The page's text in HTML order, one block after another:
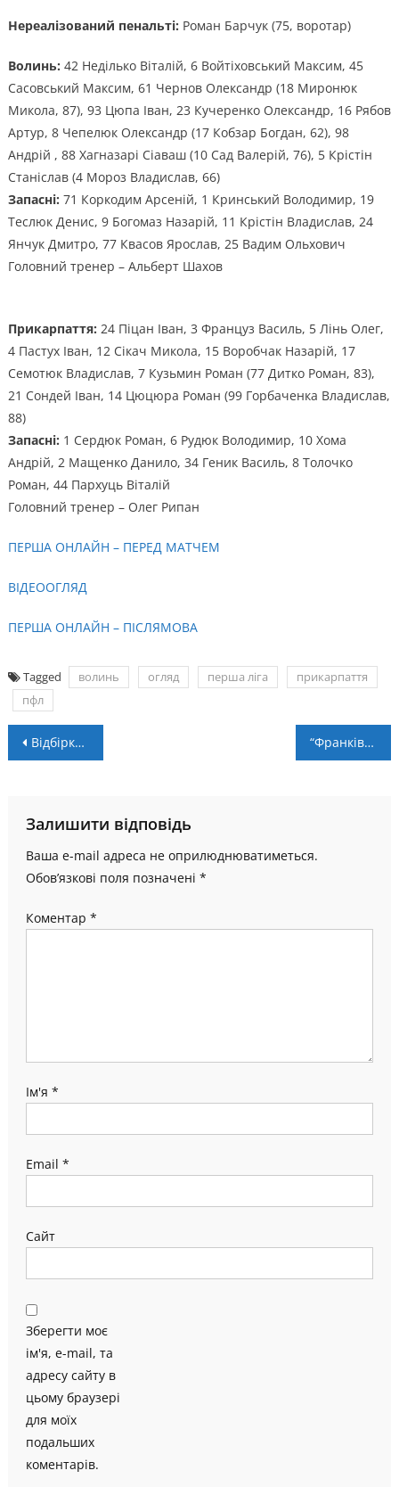
Нереалізований пенальті: Роман Барчук (75, воротар)
Волинь: 42 Неділько Віталій, 6 Войтіховський Максим, 45
Сасовський Максим, 61 Чернов Олександр (18 Миронюк
Микола, 87), 93 Цюпа Іван, 23 Кучеренко Олександр, 16 Рябов
Артур, 8 Чепелюк Олександр (17 Кобзар Богдан, 62), 98
Андрій , 88 Хагназарі Сіаваш (10 Сад Валерій, 76), 5 Крістін
Станіслав (4 Мороз Владислав, 66)
Запасні: 71 Коркодим Арсеній, 1 Кринський Володимир, 19
Теслюк Денис, 9 Богомаз Назарій, 11 Крістін Владислав, 24
Янчук Дмитро, 77 Квасов Ярослав, 25 Вадим Ольхович
Головний тренер – Альберт Шахов
Прикарпаття: 24 Піцан Іван, 3 Француз Василь, 5 Лінь Олег,
4 Пастух Іван, 12 Сікач Микола, 15 Воробчак Назарій, 17
Семотюк Владислав, 7 Кузьмин Роман (77 Дитко Роман, 83),
21 Сондей Іван, 14 Цюцюра Роман (99 Горбаченка Владислав,
88)
Запасні: 1 Сердюк Роман, 6 Рудюк Володимир, 10 Хома
Андрій, 2 Мащенко Данило, 34 Геник Василь, 8 Толочко
Роман, 44 Пархуць Віталій
Головний тренер – Олег Рипан
ПЕРША ОНЛАЙН – ПЕРЕД МАТЧЕМ
ВІДЕООГЛЯД
ПЕРША ОНЛАЙН – ПІСЛЯМОВА
Tagged волинь огляд перша ліга
прикарпаття
пфл
Навігація
Відбірковий етап ЧУ серед дівчат 2009-2010 р. н.: результати першого ігрового дня “Франківськ” зіграє в Одесі (LIVE)
Залишити відповідь
Ваша e-mail адреса не оприлюднюватиметься.
Обов’язкові поля позначені *
Коментар *
Ім'я *
Email *
Сайт
Зберегти моє
ім'я, e-mail, та
адресу сайту в
цьому браузері
для моїх
подальших
коментарів.